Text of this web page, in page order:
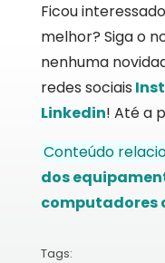
Ficou
melhor? Siga o
nenhuma
redes sociais
Linkedin! Até a
Conteúdo
dos
computadores
Tags: